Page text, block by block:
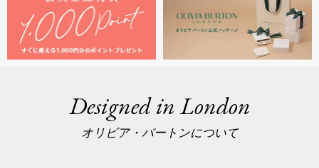
Designed in London
オリビア・バートンについて